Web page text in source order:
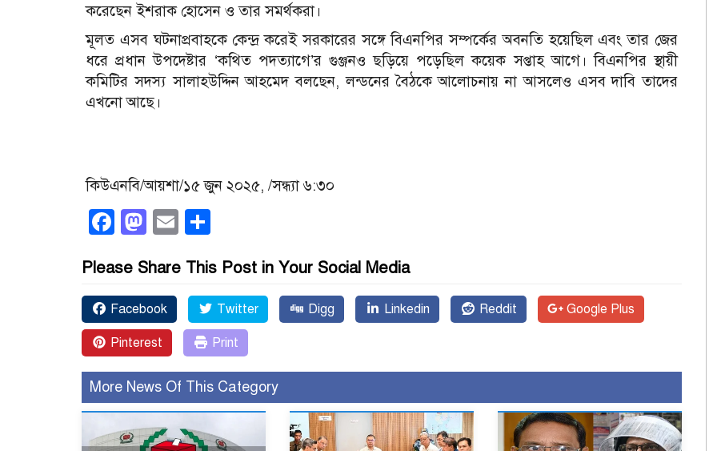
করেছেন ইশরাক হোসেন ও তার সমর্থকরা।
মূলত এসব ঘটনাপ্রবাহকে কেন্দ্র করেই সরকারের সঙ্গে বিএনপির সম্পর্কের অবনতি হয়েছিল এবং তার জের
ধরে প্রধান উপদেষ্টার ‘কথিত পদত্যাগে’র গুঞ্জনও ছড়িয়ে পড়েছিল কয়েক সপ্তাহ আগে।বিএনপির স্থায়ী
কমিটির সদস্য সালাহউদ্দিন আহমেদ বলছেন, লন্ডনের বৈঠকে আলোচনায় না আসলেও এসব দাবি তাদের
এখনো আছে।
কিউএনবি/আয়শা/১৫ জুন ২০২৫, /সন্ধ্যা ৬:৩০
Facebook
Mastodon
Email
Please Share This Post in Your Social Media
Facebook Twitter Digg Linkedin Reddit Google Plus
Pinterest Print
More News Of This Category